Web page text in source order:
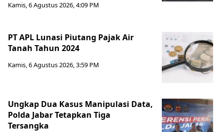
Kamis, 6 Agustus 2026, 4:09 PM
PT APL Lunasi Piutang Pajak Air
Tanah Tahun 2024
Kamis, 6 Agustus 2026, 3:59 PM
Ungkap Dua Kasus Manipulasi Data,
Polda Jabar Tetapkan Tiga
Tersangka